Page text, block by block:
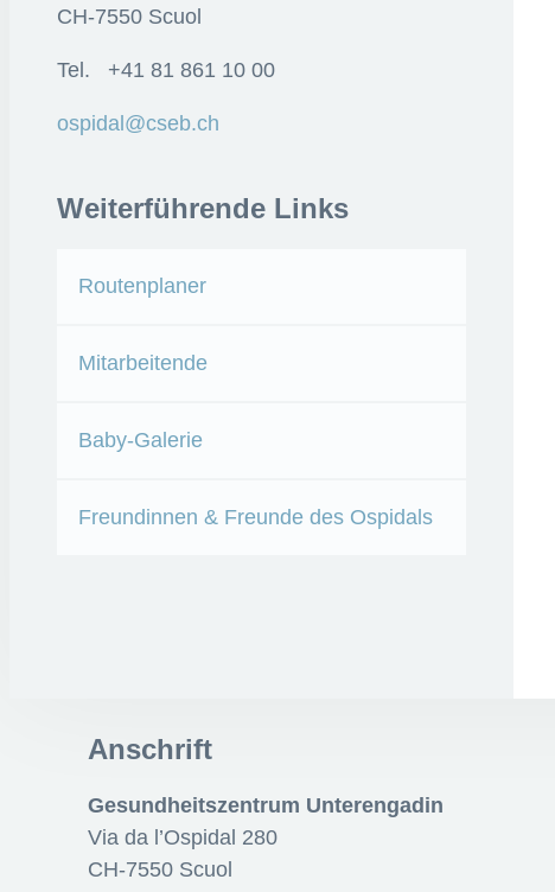
CH-7550 Scuol
Tel. +41 81 861 10 00
ospidal@cseb.ch
Weiterführende Links
Routenplaner
Mitarbeitende
Baby-Galerie
Freundinnen & Freunde des Ospidals
Anschrift
Gesundheitszentrum Unterengadin
Via da l’Ospidal 280
CH-7550 Scuol